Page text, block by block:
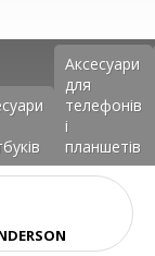
Аксеcуари
для
телефонів
і
планшетів